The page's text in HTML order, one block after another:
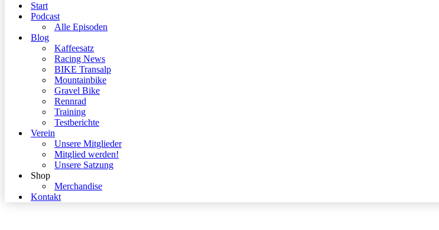
Start
Podcast
Alle Episoden
Blog
Kaffeesatz
Racing News
BIKE Transalp
Mountainbike
Gravel Bike
Rennrad
Training
Testberichte
Verein
Unsere Mitglieder
Mitglied werden!
Unsere Satzung
Shop
Merchandise
Kontakt